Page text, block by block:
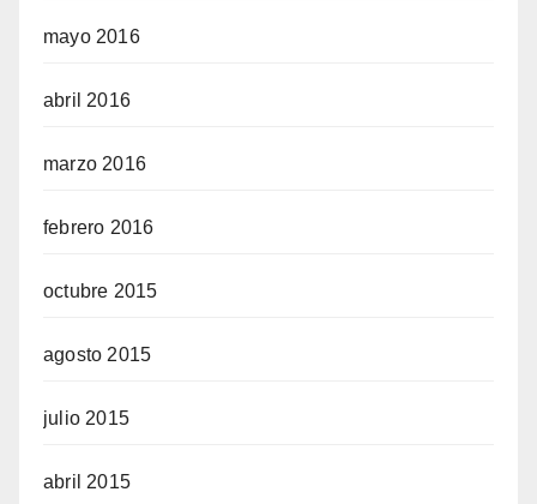
mayo 2016
abril 2016
marzo 2016
febrero 2016
octubre 2015
agosto 2015
julio 2015
abril 2015